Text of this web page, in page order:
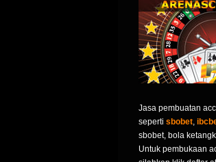
Jasa pembuatan
seperti sbobet,
sbobet, bola
Untuk pembukaan